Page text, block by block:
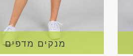
מנקים מדפים